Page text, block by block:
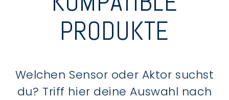
PRODUKTE
Welchen Sensor oder Aktor suchst
du? Triff hier deine Auswahl nach